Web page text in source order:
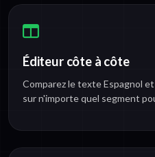
Éditeur côte à côte
Comparez le texte Espagnol
sur n'importe quel segment